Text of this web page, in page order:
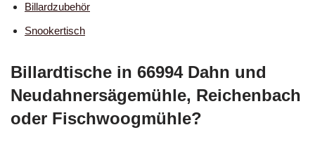
Billardzubehör
Snookertisch
Billardtische in 66994 Dahn und
Neudahnersägemühle, Reichenbach
oder Fischwoogmühle?